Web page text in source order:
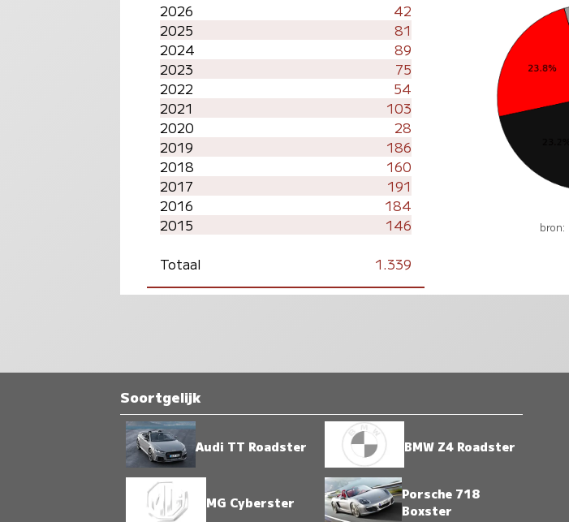
2026
42
2025
81
2024
89
2023
75
2022
54
2021
103
2020
28
2019
186
2018
160
2017
191
2016
184
2015
146
Totaal
1.339
bron:
Soortgelijk
Audi TT Roadster BMW Z4 Roadster
MG Cyberster
Porsche 718
Boxster